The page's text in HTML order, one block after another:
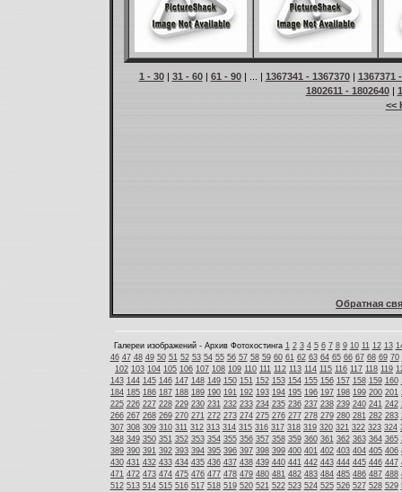
1 - 30| 31 - 60| 61 - 90| ... | 1367341 - 1367370| 1367371
1802611 - 1802640|
<<
Обратная
Галереи изображений - Архив Фотохостинга 1 2 3 4 5 6 7 8 9 10 11 12 13
46 47 48 49 50 51 52 53 54 55 56 57 58 59 60 61 62 63 64 65 66 67 68 69 70
102 103 104 105 106 107 108 109 110 111 112 113 114 115 116 117 118 119
143 144 145 146 147 148 149 150 151 152 153 154 155 156 157 158 159 160
184 185 186 187 188 189 190 191 192 193 194 195 196 197 198 199 200 201
225 226 227 228 229 230 231 232 233 234 235 236 237 238 239 240 241 242
266 267 268 269 270 271 272 273 274 275 276 277 278 279 280 281 282 283
307 308 309 310 311 312 313 314 315 316 317 318 319 320 321 322 323 324
348 349 350 351 352 353 354 355 356 357 358 359 360 361 362 363 364 365
389 390 391 392 393 394 395 396 397 398 399 400 401 402 403 404 405 406
430 431 432 433 434 435 436 437 438 439 440 441 442 443 444 445 446 447
471 472 473 474 475 476 477 478 479 480 481 482 483 484 485 486 487 488
512 513 514 515 516 517 518 519 520 521 522 523 524 525 526 527 528 529